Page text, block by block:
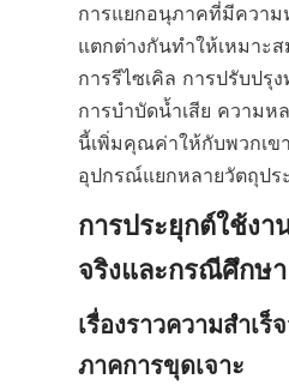
การแยกอนุภาคที่มีควา
แตกต่างกันทำให้เหมาะ
การรีไซเคิล การปรับปรุ
การบำบัดน้ำเสีย ความห
นี้เพิ่มคุณค่าให้กับพวกเข
อุปกรณ์แยกหลายวัตถุปร
การประยุกต์ใช้งา
จริงและกรณีศึกษา
เรื่องราวความสำเร็
ภาคการขุดเจาะ